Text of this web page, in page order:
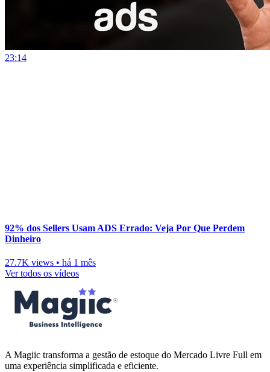
23:14
92% dos Sellers Usam ADS Errado: Veja Por Que Perdem
Dinheiro
27.7K views • há 1 mês
Ver todos os vídeos
A Magiic transforma a gestão de estoque do Mercado Livre Full em
uma experiência simplificada e eficiente.